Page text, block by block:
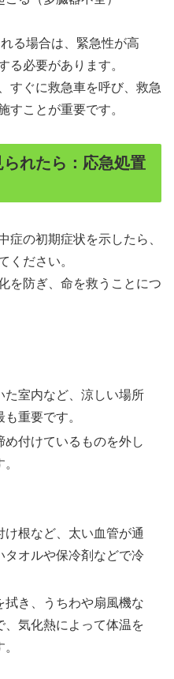
る場合は、緊急性が高
る必要があります。
すぐに救急車を呼び、救急
すことが重要です。
れたら：応急処置
症の初期症状を示したら、
ください。
を防ぎ、命を救うことにつ
た室内など、涼しい場所
重要です。
付けているものを外し
根など、太い血管が通
タオルや保冷剤などで冷
拭き、うちわや扇風機な
、気化熱によって体温を